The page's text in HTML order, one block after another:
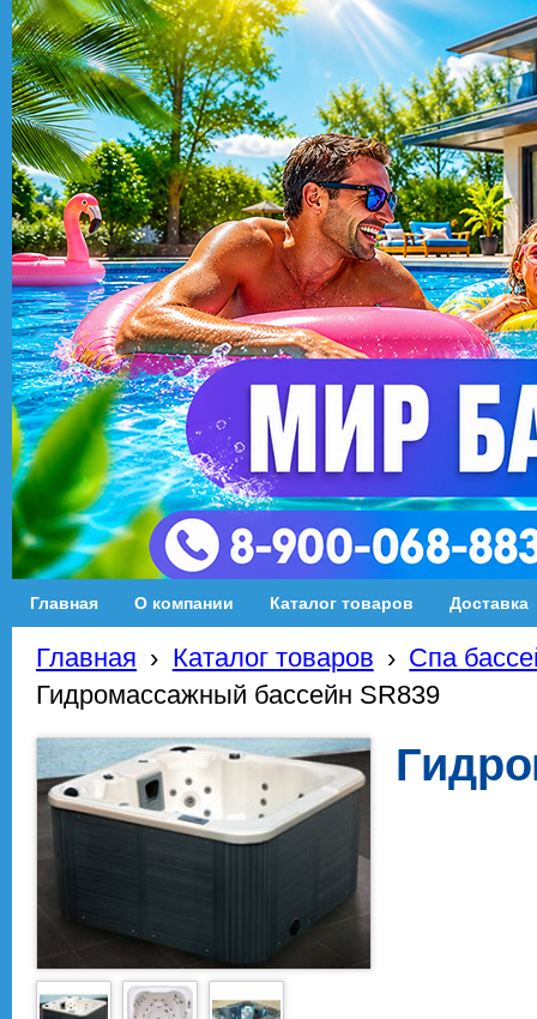
Главная О компании Каталог товаров Доставка
Главная › Каталог товаров › Спа
Гидромассажный бассейн SR839